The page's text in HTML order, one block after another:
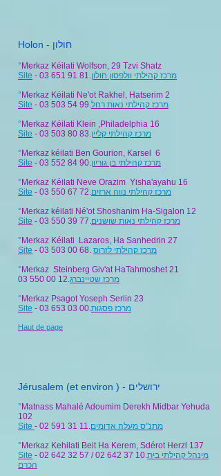
Holon - חולון
° Merkaz Kéilati Wolfson, 29 Tzvi Shatz
Site - 03 651 91 81.מרכז קהילתי וולפסון חולון
° Merkaz Kéilati Ne'ot Rakhel, Hatserim 2
Site - 03 503 54 99.מרכז קהילתי נאות רחל
° Merkaz Kéilati Klein ,Philadelphia 16
Site - 03 503 80 83.מרכז קהילתי קליין
° Merkaz kéilati Ben Gourion, Karsel 6
Site - 03 552 84 90.מרכז קהילתי בן גוריון
° Merkaz Kéilati Neve Orazim Yisha'ayahu 16
Site - 03 550 67 72.מרכז קהילתי נווה ארזים
° Merkaz kéilati Né'ot Shoshanim Ha-Sigalon 12
Site - 03 550 39 77.מרכז קהילתי נאות שושנים
° Merkaz Kéilati Lazaros, Ha Sanhedrin 27
Site - 03 503 00 68. מרכז קהילתי לזרוס
° Merkaz Steinberg Giv'at HaTahmoshet 21
03 550 00 12.מרכז שטיינברג
° Merkaz Psagot Yoseph Serlin 23
Site - 03 653 03 00.מרכז פסגות
Haut de page
Jérusalem (et environ ) - ירושלים
° Matnass Mahalé Adoumim Derekh Midbar Yehuda
102
Site - 02 591 31 11.מתנ"ס מעלה אדומים
° Merkaz Kehilati Beit Ha Kerem, Sdérot Herzl 137
Site - 02 642 32 57 / 02 642 37 10.מינהל קהילתי בית
הכרם